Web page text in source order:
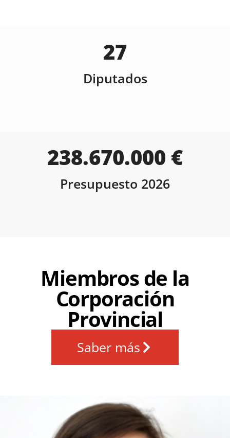
Diputados
27
Presupuesto 2026
238.670.000 €
Miembros de la
Corporación
Provincial
Saber más